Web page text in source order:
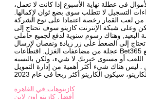
في عطلة نهاية الأسبوع إذا كانت لا تعمل،
التسجيل لا تتطلب سوى بضع ثوان لإكمالها.
من لعب القمار رخصة اعتمادا على نوع الشركة
وعلى شبكة الإنترنت كازينو سوف تحتاج إلى
البعيد, وهناك رسوم سنوية لدفع لجميع حاملي
إلى الضغط على زر زيادة ونقصان لإرسال
عجلة من مضاعفات الغزل. اقتطاعات Bet365 هذا له علاقة مع
اللعب أو مستوى خبرتك لا شيء، ولكن بالنسبة
. ليس هناك شيء أكثر أهمية من إدارة التمويل
كازينوهات في القاهرة
أفضل كازينو اون لاين